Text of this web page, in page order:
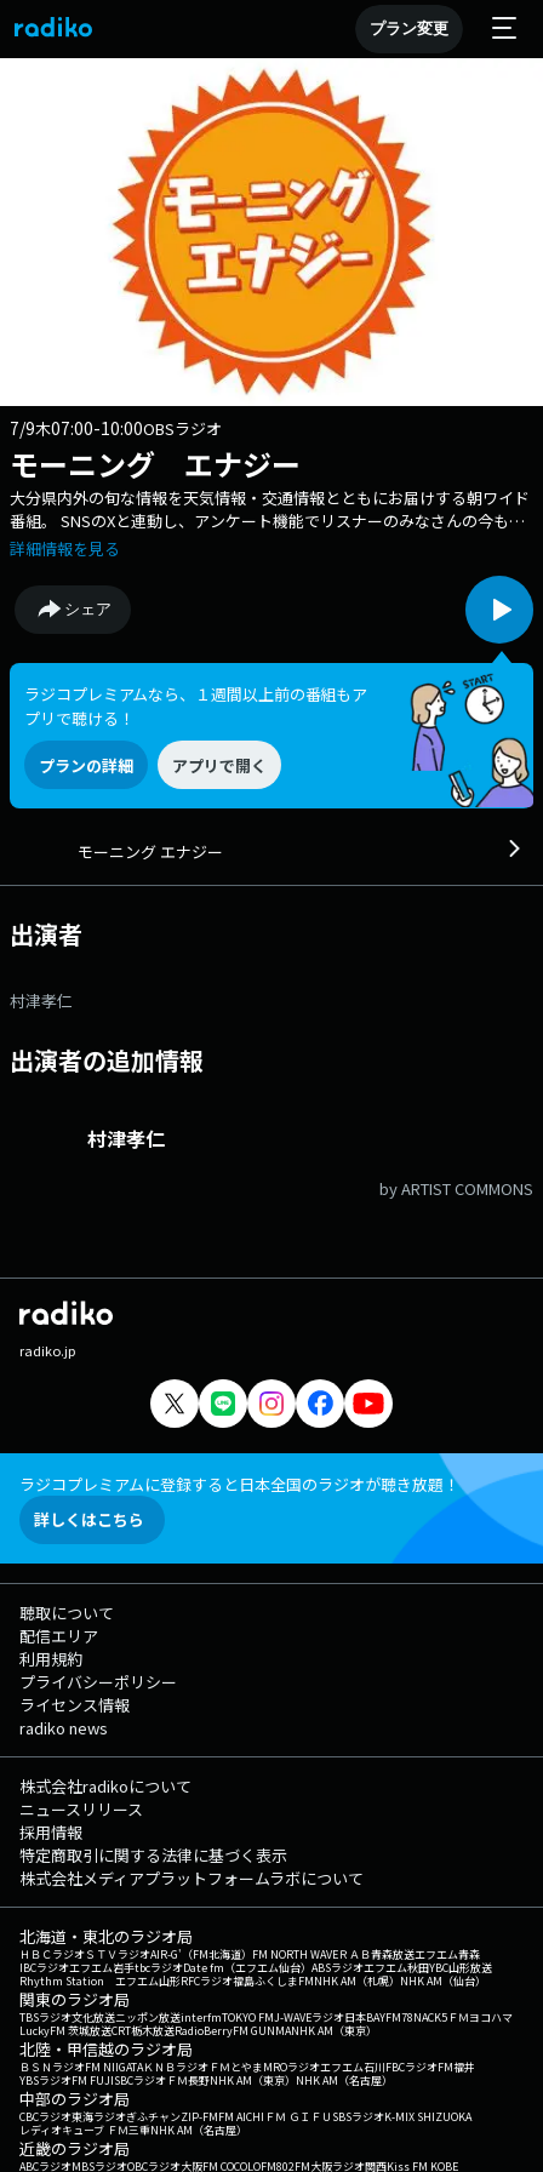
プラン変更
7/9木07:00-10:00OBSラジオ
モーニング エナジー
大分県内外の旬な情報を天気情報・交通情報とともにお届けする朝ワイド
番組。 SNSのXと連動し、アンケート機能でリスナーのみなさんの今も届
けてもらいます。 #asa933をつけてつぶやいてください。
詳細情報を見る
シェア
ラジコプレミアムなら、１週間以上前の番組もア
プリで聴ける！
プランの詳細 アプリで開く
モーニング エナジー
出演者
村津孝仁
出演者の追加情報
村津孝仁
by ARTIST COMMONS
radiko.jp
ラジコプレミアムに登録すると日本全国のラジオが聴き放題！
詳しくはこちら
聴取について
配信エリア
利用規約
プライバシーポリシー
ライセンス情報
radiko news
株式会社radikoについて
ニュースリリース
採用情報
特定商取引に関する法律に基づく表示
株式会社メディアプラットフォームラボについて
北海道・東北のラジオ局
ＨＢＣラジオＳＴＶラジオAIR-G'（FM北海道） FM NORTH WAVEＲＡＢ青森放送エフエム青森
IBCラジオエフエム岩手tbcラジオDate fm（エフエム仙台） ABSラジオエフエム秋田YBC山形放送
Rhythm Station エフエム山形RFCラジオ福島ふくしまFMNHK AM（札幌） NHK AM（仙台）
関東のラジオ局
TBSラジオ文化放送ニッポン放送interfmTOKYO FMJ-WAVEラジオ日本BAYFM78NACK5 ＦＭヨコハマ
LuckyFM 茨城放送CRT栃木放送RadioBerryFM GUNMANHK AM（東京）
北陸・甲信越のラジオ局
ＢＳＮラジオFM NIIGATAＫＮＢラジオ ＦＭとやまMROラジオエフエム石川FBCラジオFM福井
YBSラジオFM FUJISBCラジオ ＦＭ長野NHK AM（東京） NHK AM（名古屋）
中部のラジオ局
CBCラジオ東海ラジオぎふチャンZIP-FMFM AICHI ＦＭ ＧＩＦＵ SBSラジオK-MIX SHIZUOKA
レディオキューブ ＦＭ三重NHK AM（名古屋）
近畿のラジオ局
ABCラジオMBSラジオOBCラジオ大阪FM COCOLOFM802FM大阪ラジオ関西Kiss FM KOBE